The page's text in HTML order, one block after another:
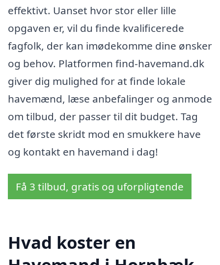
effektivt. Uanset hvor stor eller lille
opgaven er, vil du finde kvalificerede
fagfolk, der kan imødekomme dine ønsker
og behov. Platformen find-havemand.dk
giver dig mulighed for at finde lokale
havemænd, læse anbefalinger og anmode
om tilbud, der passer til dit budget. Tag
det første skridt mod en smukkere have
og kontakt en havemand i dag!
Få 3 tilbud, gratis og uforpligtende
Hvad koster en